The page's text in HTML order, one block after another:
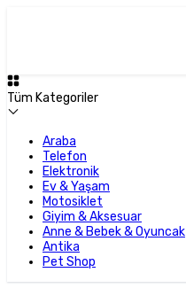
Tüm Kategoriler
Araba
Telefon
Elektronik
Ev & Yaşam
Motosiklet
Giyim & Aksesuar
Anne & Bebek & Oyuncak
Antika
Pet Shop